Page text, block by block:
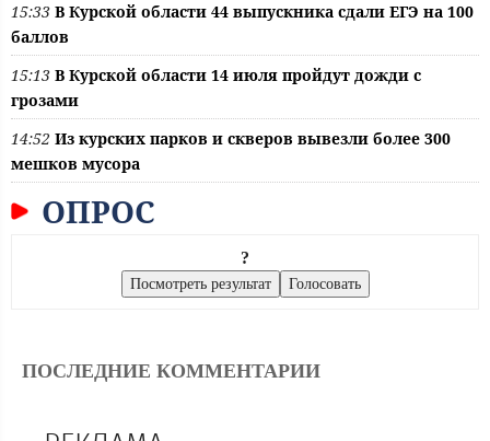
15:33 В Курской области 44 выпускника сдали ЕГЭ на 100
баллов
15:13 В Курской области 14 июля пройдут дожди с
грозами
14:52 Из курских парков и скверов вывезли более 300
мешков мусора
ОПРОС
?
ПОСЛЕДНИЕ КОММЕНТАРИИ